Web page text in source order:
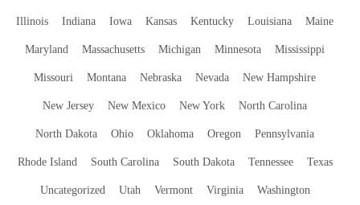
Illinois Indiana Iowa Kansas Kentucky Louisiana Maine
Maryland Massachusetts Michigan Minnesota Mississippi
Missouri Montana Nebraska Nevada New Hampshire
New Jersey New Mexico New York North Carolina
North Dakota Ohio Oklahoma Oregon Pennsylvania
Rhode Island South Carolina South Dakota Tennessee Texas
Uncategorized Utah Vermont Virginia Washington